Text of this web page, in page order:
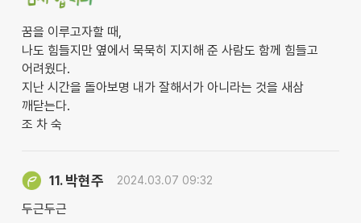
꿈을 이루고자할 때,
나도 힘들지만 옆에서 묵묵히 지지해 준 사람도 함께 힘들고
어려웠다.
지난 시간을 돌아보명 내가 잘해서가 아니라는 것을 새삼
깨닫는다.
조 차 숙
11. 박현주 2024.03.07 09:32
두근두근